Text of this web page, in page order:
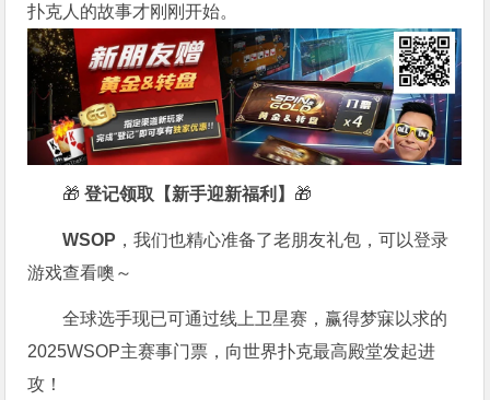
扑克人的故事才刚刚开始。
🎁 登记领取【新手迎新福利】 🎁
WSOP ，我们也精心准备了老朋友礼包，可以登录
游戏查看噢～
全球选手现已可通过线上卫星赛，赢得梦寐以求的
2025WSOP主赛事门票，向世界扑克最高殿堂发起进
攻！